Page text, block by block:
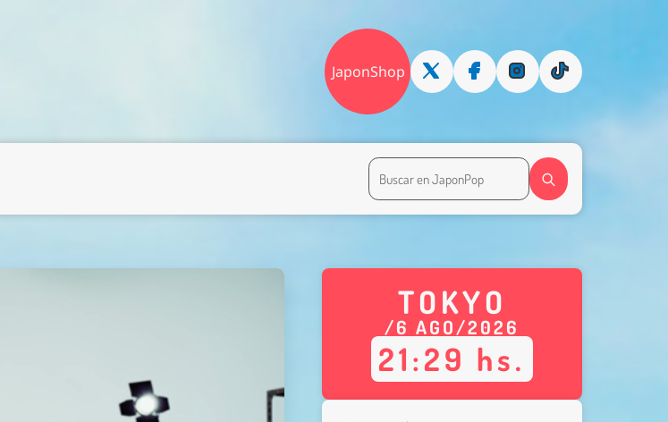
JaponShop
TOKYO
/6 AGO/2026
21:29 hs.